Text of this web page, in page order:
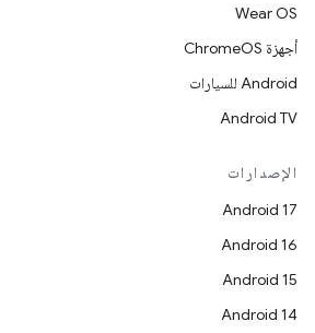
Wear OS
أجهزة ChromeOS
Android للسيارات
Android TV
الإصدارات
Android 17
Android 16
Android 15
Android 14